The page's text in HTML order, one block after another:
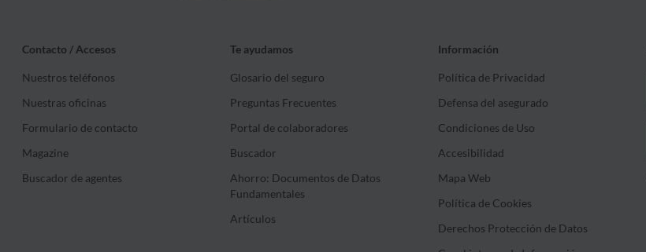
Contacto / Accesos
Nuestros teléfonos
Nuestras oficinas
Formulario de contacto
Magazine
Buscador de agentes
Te ayudamos
Glosario del seguro
Preguntas Frecuentes
Portal de colaboradores
Buscador
Ahorro: Documentos de Datos
Fundamentales
Artículos
Información
Política de Privacidad
Defensa del asegurado
Condiciones de Uso
Accesibilidad
Mapa Web
Política de Cookies
Derechos Protección de Datos